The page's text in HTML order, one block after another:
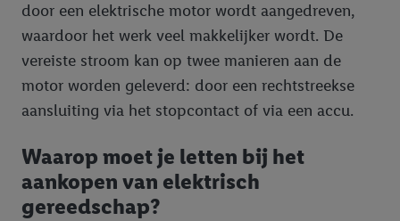
door een elektrische motor wordt aangedreven,
waardoor het werk veel makkelijker wordt. De
vereiste stroom kan op twee manieren aan de
motor worden geleverd: door een rechtstreekse
aansluiting via het stopcontact of via een accu.
Waarop moet je letten bij het
aankopen van elektrisch
gereedschap?